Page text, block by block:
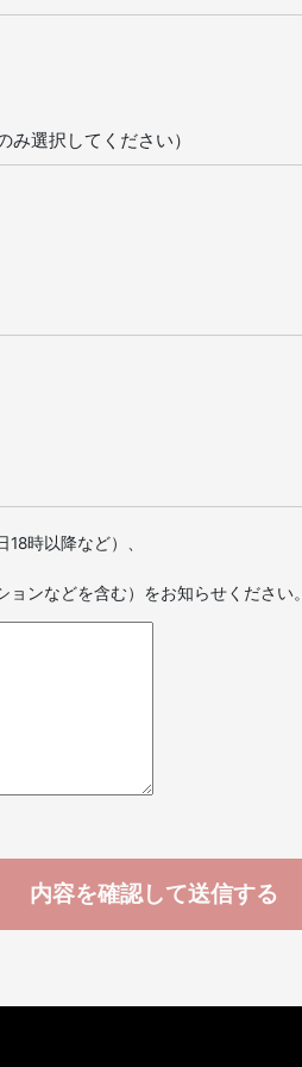
み選択してください）
時以降など）、
ンなどを含む）をお知らせください。
内容を確認して送信する